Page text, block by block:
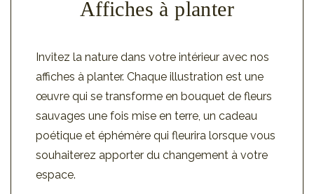
Affiches à planter
Invitez la nature dans votre intérieur avec nos
affiches à planter. Chaque illustration est une
œuvre qui se transforme en bouquet de fleurs
sauvages une fois mise en terre, un cadeau
poétique et éphémère qui fleurira lorsque vous
souhaiterez apporter du changement à votre
espace.